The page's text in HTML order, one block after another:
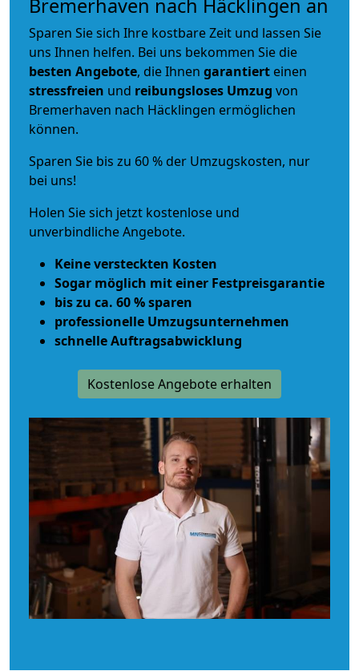
Bremerhaven nach Häcklingen an
Sparen Sie sich Ihre kostbare Zeit und lassen Sie
uns Ihnen helfen. Bei uns bekommen Sie die
besten Angebote, die Ihnen garantiert einen
stressfreien und reibungsloses Umzug von
Bremerhaven nach Häcklingen ermöglichen
können.
Sparen Sie bis zu 60 % der Umzugskosten, nur
bei uns!
Holen Sie sich jetzt kostenlose und
unverbindliche Angebote.
Keine versteckten Kosten
Sogar möglich mit einer Festpreisgarantie
bis zu ca. 60 % sparen
professionelle Umzugsunternehmen
schnelle Auftragsabwicklung
Kostenlose Angebote erhalten